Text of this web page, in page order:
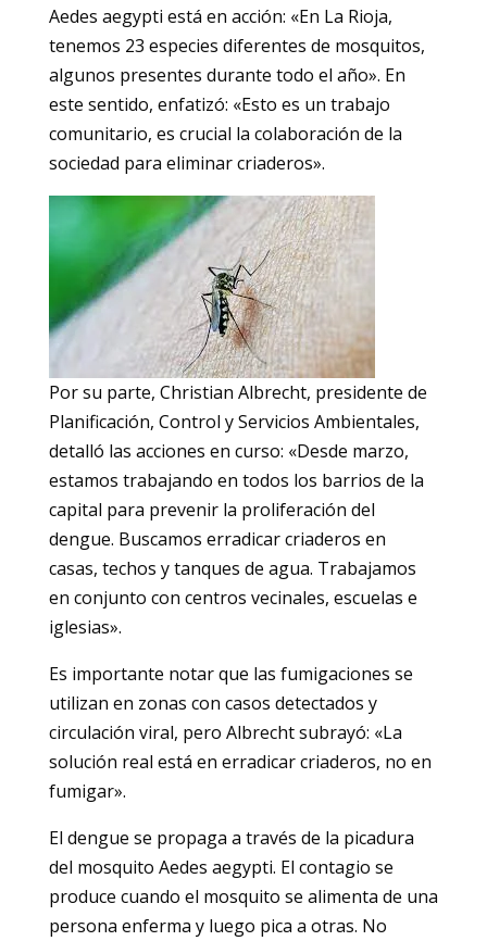
Aedes aegypti está en acción: «En La Rioja,
tenemos 23 especies diferentes de mosquitos,
algunos presentes durante todo el año». En
este sentido, enfatizó: «Esto es un trabajo
comunitario, es crucial la colaboración de la
sociedad para eliminar criaderos».
Por su parte, Christian Albrecht, presidente de
Planificación, Control y Servicios Ambientales,
detalló las acciones en curso: «Desde marzo,
estamos trabajando en todos los barrios de la
capital para prevenir la proliferación del
dengue. Buscamos erradicar criaderos en
casas, techos y tanques de agua. Trabajamos
en conjunto con centros vecinales, escuelas e
iglesias».
Es importante notar que las fumigaciones se
utilizan en zonas con casos detectados y
circulación viral, pero Albrecht subrayó: «La
solución real está en erradicar criaderos, no en
fumigar».
El dengue se propaga a través de la picadura
del mosquito Aedes aegypti. El contagio se
produce cuando el mosquito se alimenta de una
persona enferma y luego pica a otras. No